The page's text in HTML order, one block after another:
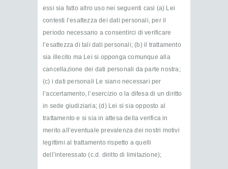
essi sia fatto altro uso nei seguenti casi (a) Lei
contesti l’esattezza dei dati personali, per il
periodo necessario a consentirci di verificare
l’esattezza di tali dati personali; (b) il trattamento
sia illecito ma Lei si opponga comunque alla
cancellazione dei dati personali da parte nostra;
(c) i dati personali Le siano necessari per
l’accertamento, l’esercizio o la difesa di un diritto
in sede giudiziaria; (d) Lei si sia opposto al
trattamento e si sia in attesa della verifica in
merito all’eventuale prevalenza dei nostri motivi
legittimi al trattamento rispetto a quelli
dell’interessato (c.d. diritto di limitazione);